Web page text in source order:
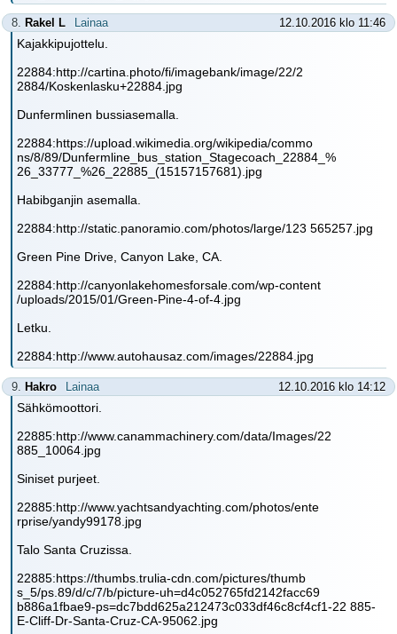
8. Rakel L Lainaa 12.10.2016 klo 11:46
Kajakkipujottelu.
22884:http://cartina.photo/fi/imagebank/image/22/2
2884/Koskenlasku+22884.jpg
Dunfermlinen bussiasemalla.
22884:https://upload.wikimedia.org/wikipedia/commo
ns/8/89/Dunfermline_bus_station_Stagecoach_22884_%
26_33777_%26_22885_(15157157681).jpg
Habibganjin asemalla.
22884:http://static.panoramio.com/photos/large/123 565257.jpg
Green Pine Drive, Canyon Lake, CA.
22884:http://canyonlakehomesforsale.com/wp-content
/uploads/2015/01/Green-Pine-4-of-4.jpg
Letku.
22884:http://www.autohausaz.com/images/22884.jpg
9. Hakro Lainaa 12.10.2016 klo 14:12
Sähkömoottori.
22885:http://www.canammachinery.com/data/Images/22
885_10064.jpg
Siniset purjeet.
22885:http://www.yachtsandyachting.com/photos/ente
rprise/yandy99178.jpg
Talo Santa Cruzissa.
22885:https://thumbs.trulia-cdn.com/pictures/thumb
s_5/ps.89/d/c/7/b/picture-uh=d4c052765fd2142facc69
b886a1fbae9-ps=dc7bdd625a212473c033df46c8cf4cf1-22 885-
E-Cliff-Dr-Santa-Cruz-CA-95062.jpg